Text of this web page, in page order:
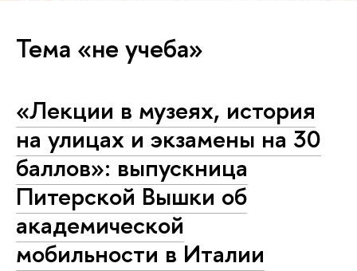
Тема «не учеба»
«Лекции в музеях, история
на улицах и экзамены на 30
баллов»: выпускница
Питерской Вышки об
академической
мобильности в Италии